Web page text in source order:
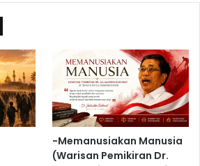
-Memanusiakan Manusia
(Warisan Pemikiran Dr.